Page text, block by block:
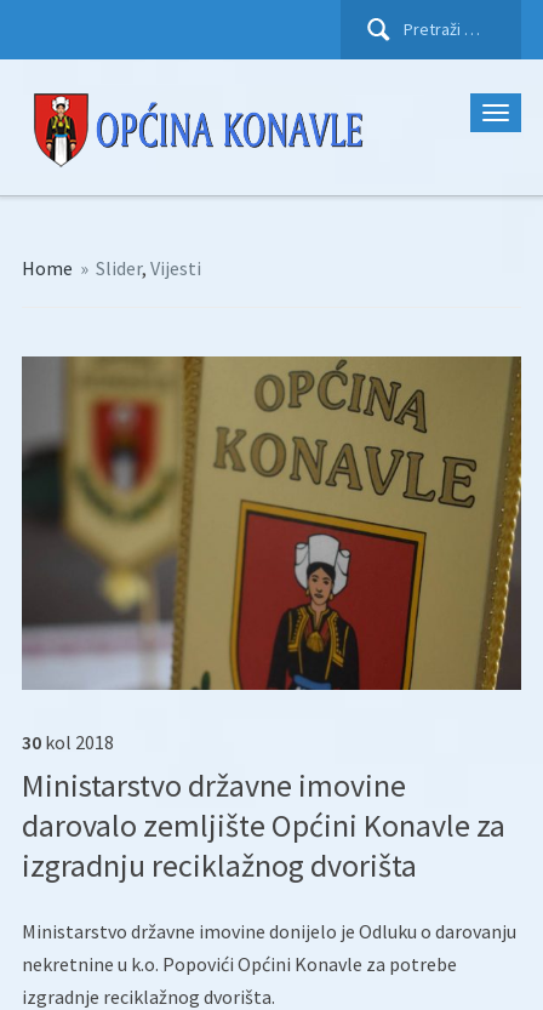
Pretraži:
Home » Slider, Vijesti
30 kol 2018
Ministarstvo državne imovine
darovalo zemljište Općini Konavle za
izgradnju reciklažnog dvorišta
Ministarstvo državne imovine donijelo je Odluku o darovanju
nekretnine u k.o. Popovići Općini Konavle za potrebe
izgradnje reciklažnog dvorišta.